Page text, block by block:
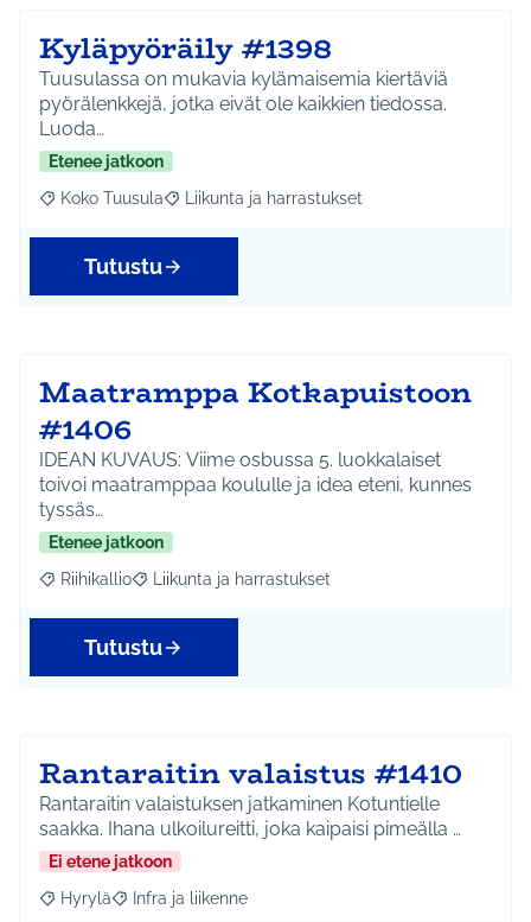
Kyläpyöräily #1398
Tuusulassa on mukavia kylämaisemia kiertäviä
pyörälenkkejä, jotka eivät ole kaikkien tiedossa.
Luoda…
Etenee jatkoon
Rajaa tulokset aihepiirin mukaan: Koko Tuusula
Koko Tuusula Rajaa tulokset teeman mukaan: Liikunta ja
Liikunta ja harrastukset
Tutustu
Maatramppa Kotkapuistoon
#1406
IDEAN KUVAUS: Viime osbussa 5. luokkalaiset
toivoi maatramppaa koululle ja idea eteni, kunnes
tyssäs…
Etenee jatkoon
Rajaa tulokset aihepiirin mukaan: Riihikallio
Riihikallio Rajaa tulokset teeman mukaan: Liikunta ja
Liikunta ja harrastukset
Tutustu
Rantaraitin valaistus #1410
Rantaraitin valaistuksen jatkaminen Kotuntielle
saakka. Ihana ulkoilureitti, joka kaipaisi pimeälla …
Ei etene jatkoon
Rajaa tulokset aihepiirin mukaan: Hyrylä
Hyrylä Rajaa tulokset teeman mukaan: Infra ja liikenne
Infra ja liikenne